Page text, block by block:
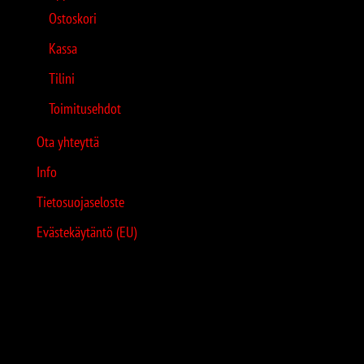
Ostoskori
Kassa
Tilini
Toimitusehdot
Ota yhteyttä
Info
Tietosuojaseloste
Evästekäytäntö (EU)